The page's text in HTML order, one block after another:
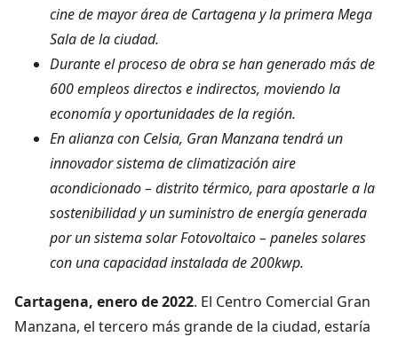
cine de mayor área de Cartagena y la primera Mega
Sala de la ciudad.
Durante el proceso de obra se han generado más de
600 empleos directos e indirectos, moviendo la
economía y oportunidades de la región.
En alianza con Celsia, Gran Manzana tendrá un
innovador sistema de climatización aire
acondicionado – distrito térmico, para apostarle a la
sostenibilidad y un suministro de energía generada
por un sistema solar Fotovoltaico – paneles solares
con una capacidad instalada de 200kwp.
Cartagena, enero de 2022. El Centro Comercial Gran
Manzana, el tercero más grande de la ciudad, estaría